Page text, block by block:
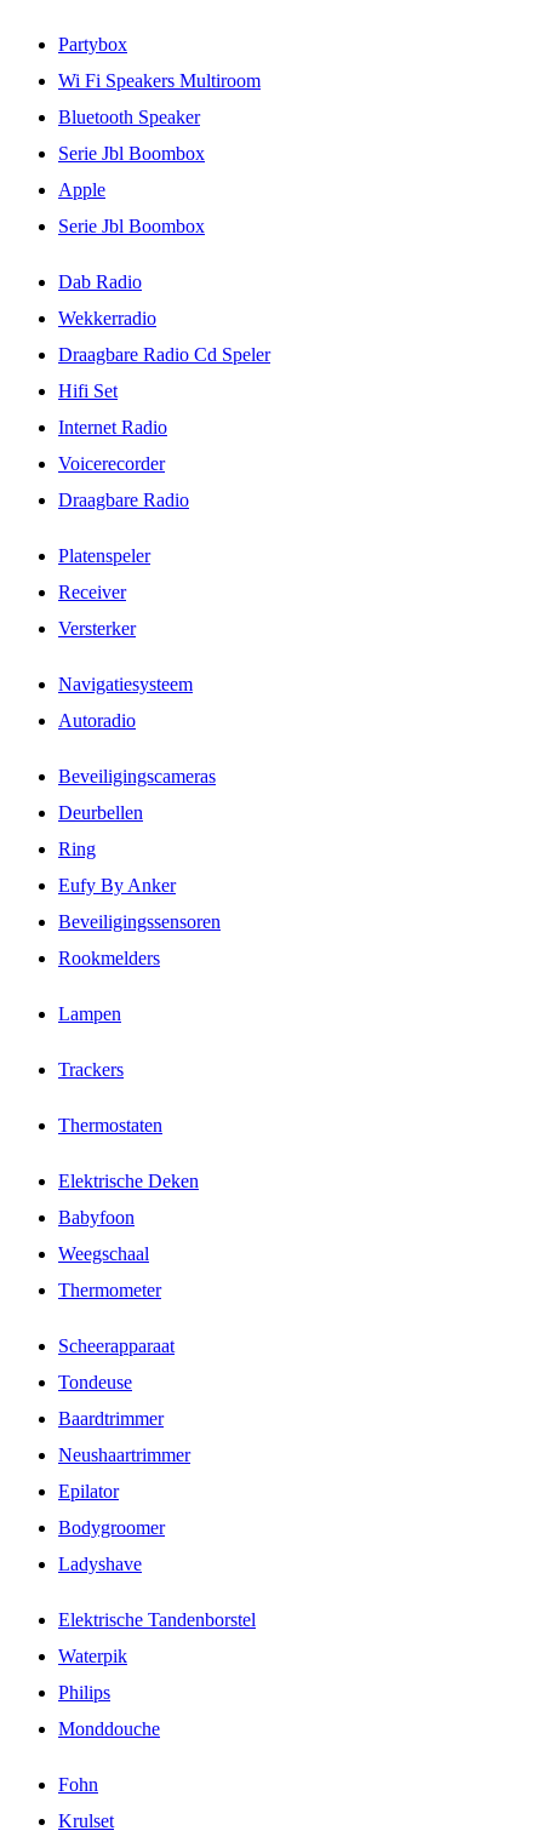
Partybox
Wi Fi Speakers Multiroom
Bluetooth Speaker
Serie Jbl Boombox
Apple
Serie Jbl Boombox
Dab Radio
Wekkerradio
Draagbare Radio Cd Speler
Hifi Set
Internet Radio
Voicerecorder
Draagbare Radio
Platenspeler
Receiver
Versterker
Navigatiesysteem
Autoradio
Beveiligingscameras
Deurbellen
Ring
Eufy By Anker
Beveiligingssensoren
Rookmelders
Lampen
Trackers
Thermostaten
Elektrische Deken
Babyfoon
Weegschaal
Thermometer
Scheerapparaat
Tondeuse
Baardtrimmer
Neushaartrimmer
Epilator
Bodygroomer
Ladyshave
Elektrische Tandenborstel
Waterpik
Philips
Monddouche
Fohn
Krulset